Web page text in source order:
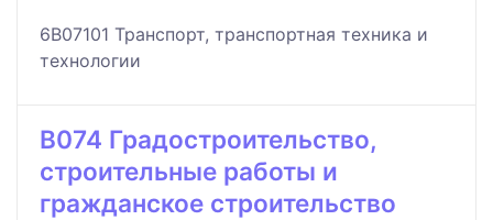
6B07101 Транспорт, транспортная техника и
технологии
B074 Градостроительство,
строительные работы и
гражданское строительство